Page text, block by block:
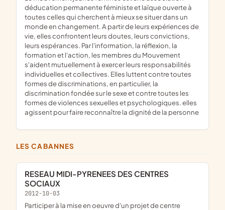
déducation permanente féministe et laïque ouverte à
toutes celles qui cherchent à mieux se situer dans un
monde en changement. A partir de leurs expériences de
vie, elles confrontent leurs doutes, leurs convictions,
leurs espérances. Par l'information, la réflexion, la
formation et l'action, les membres du Mouvement
s'aident mutuellement à exercer leurs responsabilités
individuelles et collectives. Elles luttent contre toutes
formes de discriminations, en particulier, la
discrimination fondée sur le sexe et contre toutes les
formes de violences sexuelles et psychologiques. elles
agissent pour faire reconnaître la dignité de la personne
LES CABANNES
RESEAU MIDI-PYRENEES DES CENTRES
SOCIAUX
2012-10-03
participer à la mise en oeuvre d'un projet de centre